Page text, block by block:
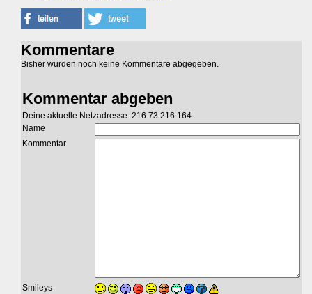
Kommentare
Bisher wurden noch keine Kommentare abgegeben.
Kommentar abgeben
Deine aktuelle Netzadresse: 216.73.216.164
Name
Kommentar
Smileys